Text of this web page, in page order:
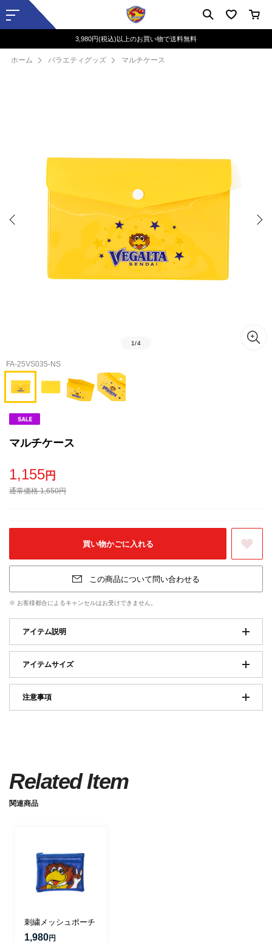
3,980円(税込)以上のお買い物で送料無料
ホーム バラエティグッズ マルチケース
1/4
FA-25VS035-NS
マルチケース
1,155 円
通常価格 1,650円
お気に入りに登
※ お客様都合によるキャンセルはお受けできません。
アイテム説明
アイテムサイズ
注意事項
この商品について問い合わせる
Related Item
関連商品
刺繍メッシュポーチ
1,980円